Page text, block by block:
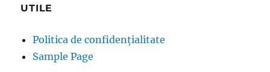
UTILE
Politica de confidențialitate
Sample Page